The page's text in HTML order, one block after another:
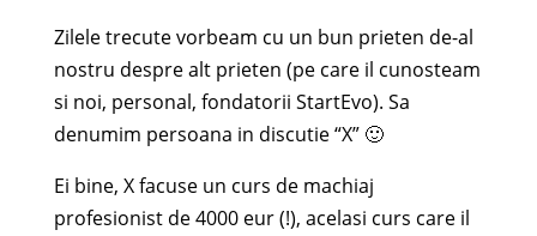
Zilele trecute vorbeam cu un bun prieten de-al
nostru despre alt prieten (pe care il cunosteam
si noi, personal, fondatorii StartEvo). Sa
denumim persoana in discutie “X” 🙂
Ei bine, X facuse un curs de machiaj
profesionist de 4000 eur (!), acelasi curs care il